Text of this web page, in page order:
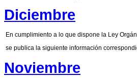
Diciembre
En cumplimiento a lo que dispone la Ley
se publica la siguiente información
Noviembre